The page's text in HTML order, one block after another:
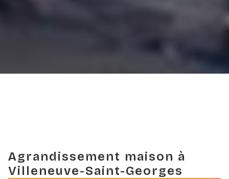
Agrandissement maison à
Villeneuve-Saint-Georges